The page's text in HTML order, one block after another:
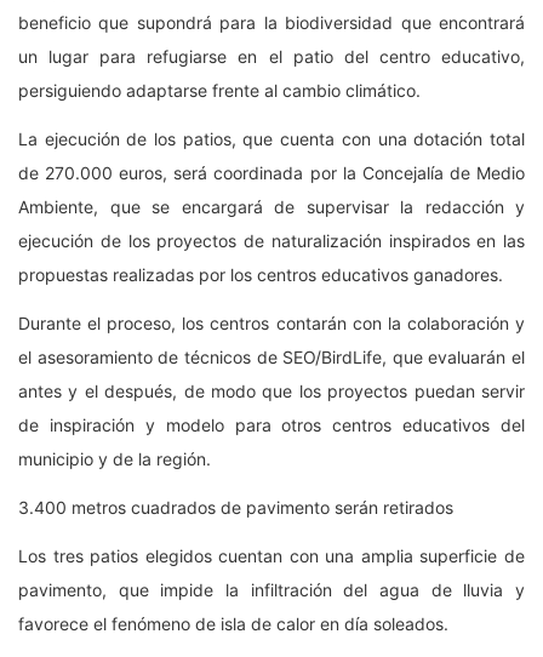
beneficio que supondrá para la biodiversidad que encontrará
un lugar para refugiarse en el patio del centro educativo,
persiguiendo adaptarse frente al cambio climático.
La ejecución de los patios, que cuenta con una dotación total
de 270.000 euros, será coordinada por la Concejalía de Medio
Ambiente, que se encargará de supervisar la redacción y
ejecución de los proyectos de naturalización inspirados en las
propuestas realizadas por los centros educativos ganadores.
Durante el proceso, los centros contarán con la colaboración y
el asesoramiento de técnicos de SEO/BirdLife, que evaluarán el
antes y el después, de modo que los proyectos puedan servir
de inspiración y modelo para otros centros educativos del
municipio y de la región.
3.400 metros cuadrados de pavimento serán retirados
Los tres patios elegidos cuentan con una amplia superficie de
pavimento, que impide la infiltración del agua de lluvia y
favorece el fenómeno de isla de calor en día soleados.